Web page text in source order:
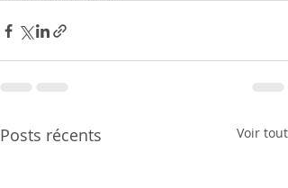
Posts récents Voir tout